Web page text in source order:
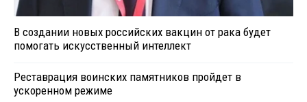
В создании новых российских вакцин от рака будет
помогать искусственный интеллект
Реставрация воинских памятников пройдет в
ускоренном режиме